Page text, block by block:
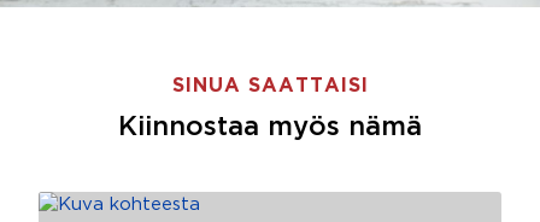
SINUA SAATTAISI
Kiinnostaa myös nämä